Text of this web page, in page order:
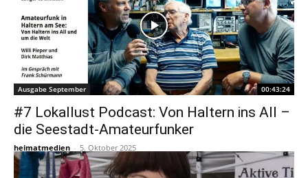
Ausgabe September 00:43:24
#7 Lokallust Podcast: Von Haltern ins All –
die Seestadt-Amateurfunker
heimatmedien - 5. Oktober 2025